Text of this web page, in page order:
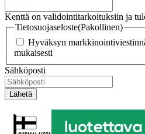
Kenttä on validointitarkoituksiin ja
Tietosuojaseloste(Pakollinen)
Hyväksyn
mukaisesti
Sähköposti